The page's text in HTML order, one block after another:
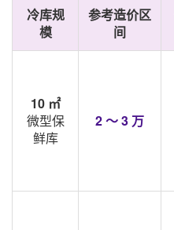
冷库规
模
参考造价区
间
10 ㎡
微型保
鲜库
2 ～ 3 万